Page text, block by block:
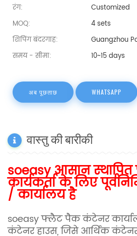
रंग:
Customized
MOQ:
4 sets
शिपिंग बंदरगाह:
Guangzhou
समय - सीमा:
10~15 days
अब पूछताछ WHATSAPP
वास्तु की बारीकी
soeasy आसान
कार्यकर्ता के लिए
/ कार्यालय है
soeasy फ्लैट पैक कंटेनर
कंटेनर हाउस, जिसे आर्थिक कंटेनर